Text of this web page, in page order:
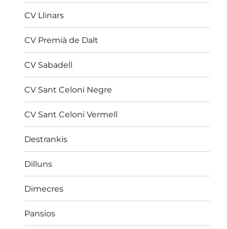
CV Llinars
CV Premià de Dalt
CV Sabadell
CV Sant Celoni Negre
CV Sant Celoni Vermell
Destrankis
Dilluns
Dimecres
Pansios